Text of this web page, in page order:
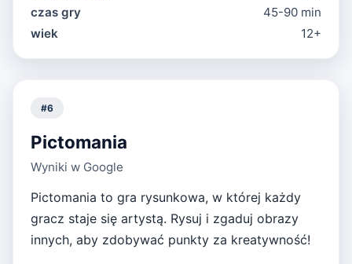
czas gry
45-90 min
wiek
12+
#6
Pictomania
Wyniki w Google
Pictomania to gra rysunkowa, w której każdy
gracz staje się artystą. Rysuj i zgaduj obrazy
innych, aby zdobywać punkty za kreatywność!